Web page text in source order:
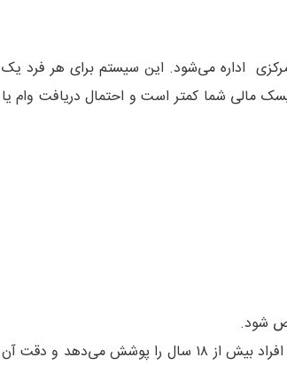
اداره می‌شود. این سیستم برای هر فرد یک
یعنی ریسک مالی شما کمتر است و احتمال دریافت وام یا
در ایران فعال شده که حالا تمام افراد بیش از ۱۸ سال را پوشش می‌دهد و دقت آن